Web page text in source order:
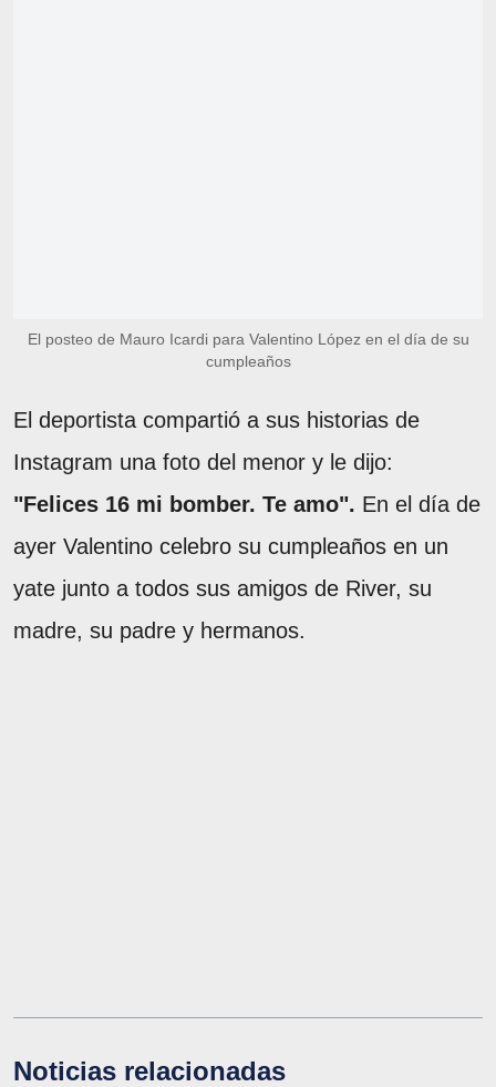
El posteo de Mauro Icardi para Valentino López en el día de su
cumpleaños
El deportista compartió a sus historias de
Instagram una foto del menor y le dijo:
"Felices 16 mi bomber. Te amo". En el día de
ayer Valentino celebro su cumpleaños en un
yate junto a todos sus amigos de River, su
madre, su padre y hermanos.
Noticias relacionadas